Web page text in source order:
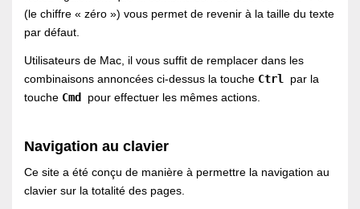
(le chiffre « zéro ») vous permet de revenir à la taille du texte
par défaut.
Utilisateurs de Mac, il vous suffit de remplacer dans les
combinaisons annoncées ci-dessus la touche Ctrl par la
touche Cmd pour effectuer les mêmes actions.
Navigation au clavier
Ce site a été conçu de manière à permettre la navigation au
clavier sur la totalité des pages.